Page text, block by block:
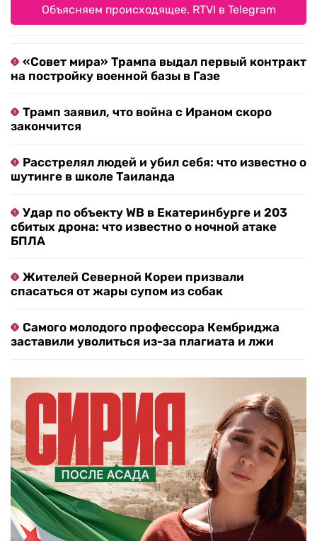
Объясняем происходящее. RTVI в Telegram
«Совет мира» Трампа выдал первый контракт
на постройку военной базы в Газе
Трамп заявил, что война с Ираном скоро
закончится
Расстрелял людей и убил себя: что известно о
шутинге в школе Таиланда
Удар по объекту WB в Екатеринбурге и 203
сбитых дрона: что известно о ночной атаке
БПЛА
Жителей Северной Кореи призвали
спасаться от жары супом из собак
Самого молодого профессора Кембриджа
заставили уволиться из-за плагиата и лжи